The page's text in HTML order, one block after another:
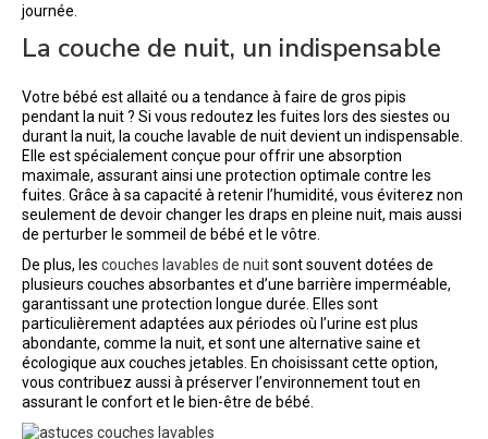
journée.
La couche de nuit, un indispensable
Votre bébé est allaité ou a tendance à faire de gros pipis
pendant la nuit ? Si vous redoutez les fuites lors des siestes ou
durant la nuit, la couche lavable de nuit devient un indispensable.
Elle est spécialement conçue pour offrir une absorption
maximale, assurant ainsi une protection optimale contre les
fuites. Grâce à sa capacité à retenir l’humidité, vous éviterez non
seulement de devoir changer les draps en pleine nuit, mais aussi
de perturber le sommeil de bébé et le vôtre.
De plus, les couches lavables de nuitsont souvent dotées de
plusieurs couches absorbantes et d’une barrière imperméable,
garantissant une protection longue durée. Elles sont
particulièrement adaptées aux périodes où l’urine est plus
abondante, comme la nuit, et sont une alternative saine et
écologique aux couches jetables. En choisissant cette option,
vous contribuez aussi à préserver l’environnement tout en
assurant le confort et le bien-être de bébé.